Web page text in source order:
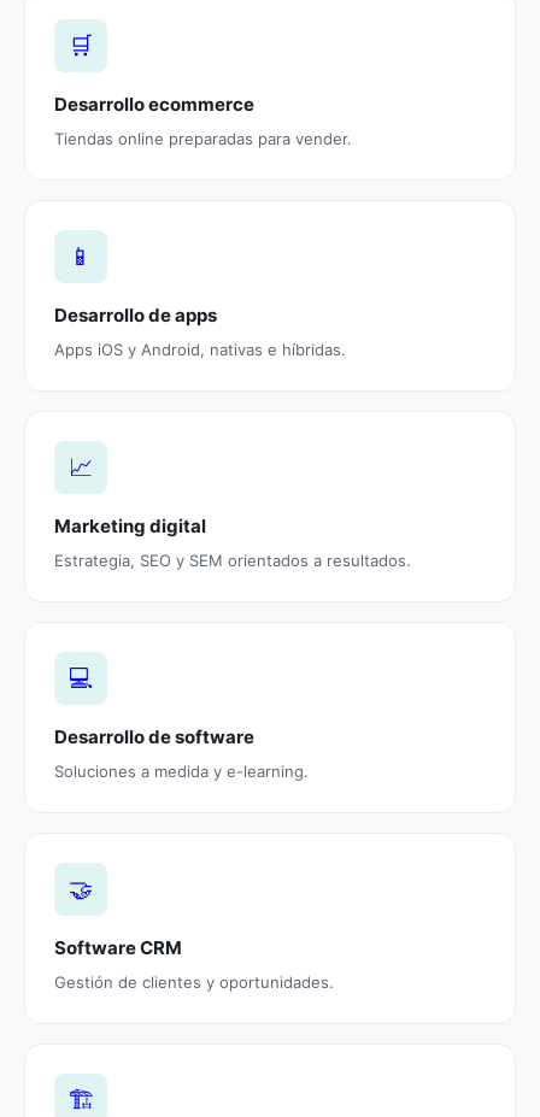
🛒
Desarrollo ecommerce
Tiendas online preparadas para vender.
📱
Desarrollo de apps
Apps iOS y Android, nativas e híbridas.
📈
Marketing digital
Estrategia, SEO y SEM orientados a resultados.
💻
Desarrollo de software
Soluciones a medida y e-learning.
🤝
Software CRM
Gestión de clientes y oportunidades.
🏗️